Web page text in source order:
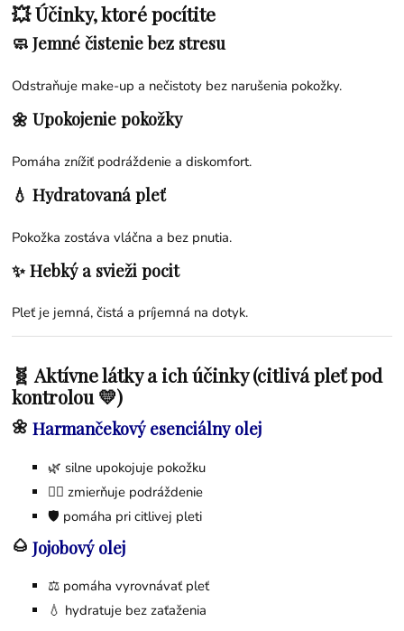
💥 Účinky, ktoré pocítite
🧼 Jemné čistenie bez stresu
Odstraňuje make-up a nečistoty bez narušenia pokožky.
🌼 Upokojenie pokožky
Pomáha znížiť podráždenie a diskomfort.
💧 Hydratovaná pleť
Pokožka zostáva vláčna a bez pnutia.
✨ Hebký a svieži pocit
Pleť je jemná, čistá a príjemná na dotyk.
🧬 Aktívne látky a ich účinky (citlivá pleť pod
kontrolou 💛)
🌼Harmančekový esenciálny olej
🌿 silne upokojuje pokožku
💆‍♀️ zmierňuje podráždenie
🛡 pomáha pri citlivej pleti
🌰Jojobový olej
⚖️ pomáha vyrovnávať pleť
💧 hydratuje bez zaťaženia